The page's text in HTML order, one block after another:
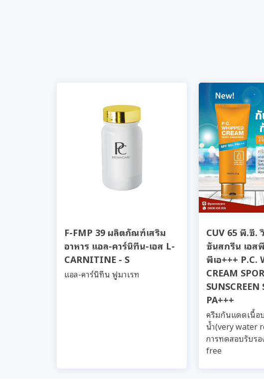
F-FMP 39 ผลิตภัณฑ์เสริม
อาหาร แอล-คาร์นิทีน-เอส L-
CARNITINE - S
แอล-คาร์นิทีน ฟูมาเรท
CUV 65 พี.ซี.
ซันสกรีน เอส
พีเอ+++ P.C.
CREAM
SUNSCREEN
PA+++
ครีมกันแดดเนื้อ
น้ำ(very water
การทดสอบรับร
free